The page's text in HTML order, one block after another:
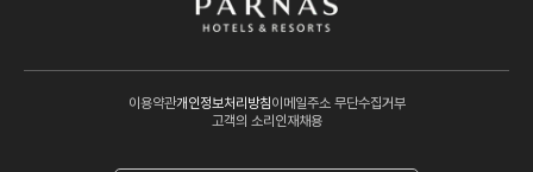
이용약관개인정보처리방침이메일주소 무단수집거부
고객의 소리 인재채용